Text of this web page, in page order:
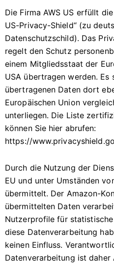
Die Firma AWS US erfüllt
US-Privacy-Shield“ (zu
Datenschutzschild). Das
regelt den Schutz
einem Mitgliedsstaat der
USA übertragen werden. Es
übertragenen Daten dort
Europäischen Union
unterliegen. Die Liste
können Sie hier abrufen:
https://
Durch die Nutzung der
EU und unter Umständen
übermittelt. Der Amazon-
übermittelten Daten
Nutzerprofile für
diese Datenverarbeitung
keinen Einfluss.
Datenverarbeitung ist daher